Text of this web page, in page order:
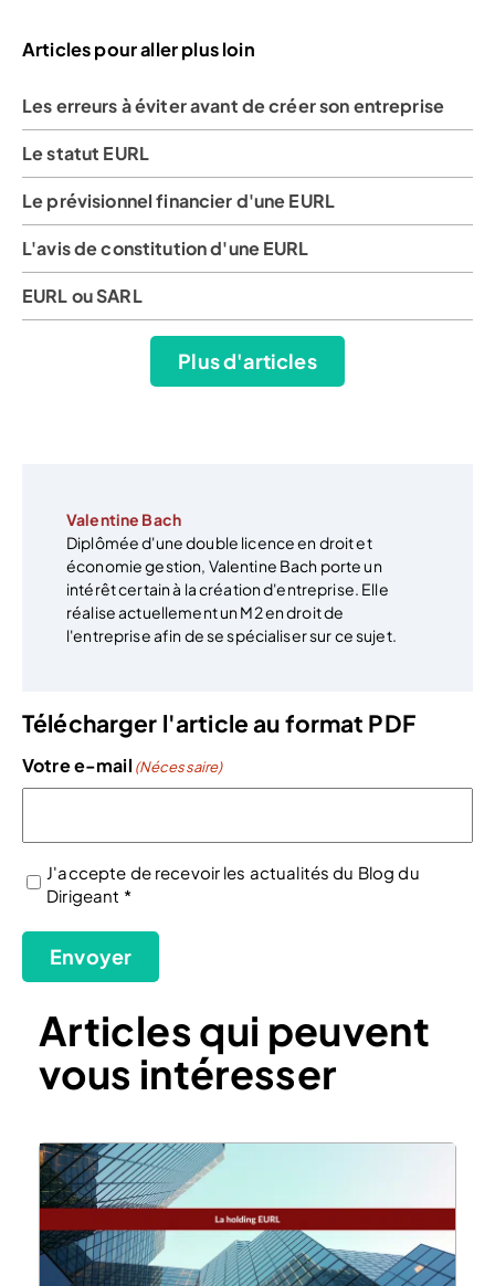
Articles pour aller plus loin
Les erreurs à éviter avant de créer son entreprise
Le statut EURL
Le prévisionnel financier d'une EURL
L'avis de constitution d'une EURL
EURL ou SARL
Plus d'articles
Valentine Bach
Diplômée d'une double licence en droit et
économie gestion, Valentine Bach porte un
intérêt certain à la création d'entreprise. Elle
réalise actuellement un M2 en droit de
l'entreprise afin de se spécialiser sur ce sujet.
Télécharger l'article au format PDF
Votre e-mail (Nécessaire)
(Nécessaire)
J'accepte de recevoir les actualités du Blog du
Dirigeant *
Envoyer
Articles qui peuvent
vous intéresser